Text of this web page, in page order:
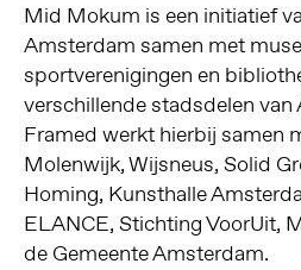
Mid Mokum is een initiatief
Amsterdam samen met
sportverenigingen en
verschillende stadsdelen
Framed werkt hierbij samen
Molenwijk, Wijsneus, Solid
Homing, Kunsthalle
ELANCE, Stichting VoorUit,
de Gemeente Amsterdam.